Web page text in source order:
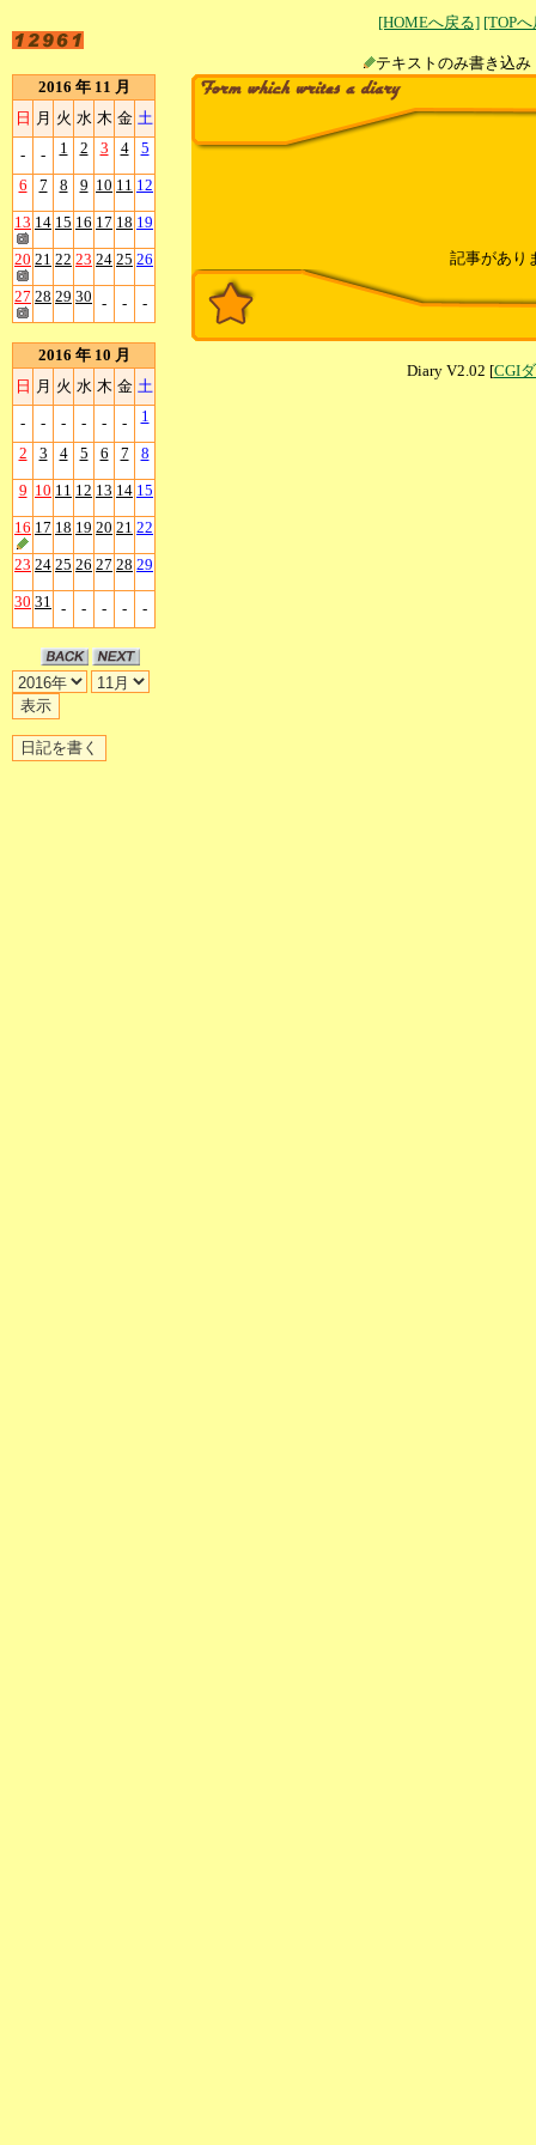
[HOMEへ戻る] [TOP
テキストのみ書
2016 年 11 月
日 月 火 水 木 金 土
- - 1 2 3 4 5
6 7 8 9 10 11 12
13 14 15 16 17 18 19
20 21 22 23 24 25 26
27 28 29 30 - - -
2016 年 10 月
日 月 火 水 木 金 土
- - - - - - 1
2 3 4 5 6 7 8
9 10 11 12 13 14 15
16 17 18 19 20 21 22
23 24 25 26 27 28 29
30 31 - - - - -
記事があり
Diary V2.02 [CGI